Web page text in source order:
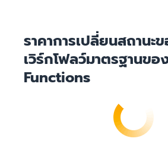
ราคาการเปลี่ยนสถานะ
เวิร์กโฟลว์มาตรฐานขอ
Functions